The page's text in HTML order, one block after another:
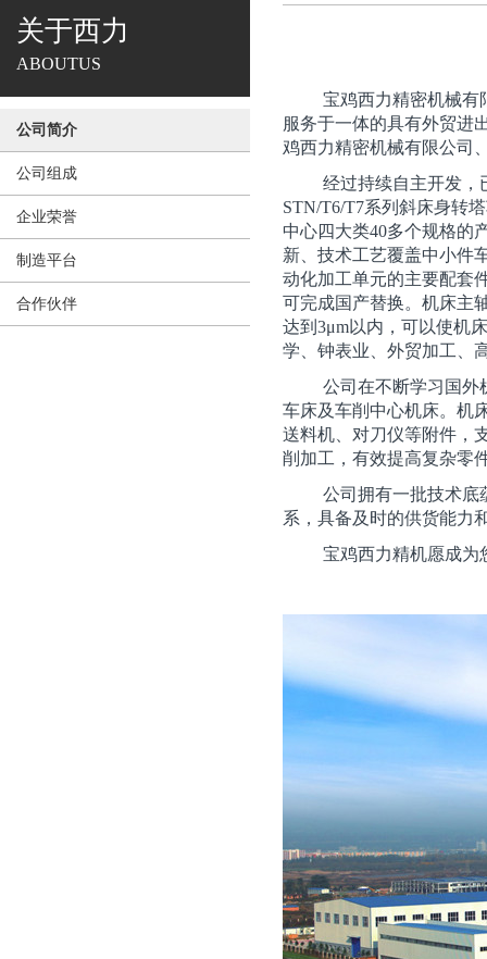
关于西力
ABOUTUS
公司简介
公司组成
企业荣誉
制造平台
合作伙伴
宝鸡西力精密机械有
服务于一体的具有外贸进
鸡西力精密机械有限公司
经过持续自主开发，
STN/T6/T7系列斜床身转
中心四大类40多个规格的
新、技术工艺覆盖中小件
动化加工单元的主要配套
可完成国产替换。机床主
达到3μm以内，可以使机
学、钟表业、外贸加工、
公司在不断学习国外
车床及车削中心机床。机
送料机、对刀仪等附件，
削加工，有效提高复杂零
公司拥有一批技术底
系，具备及时的供货能力
宝鸡西力精机愿成为